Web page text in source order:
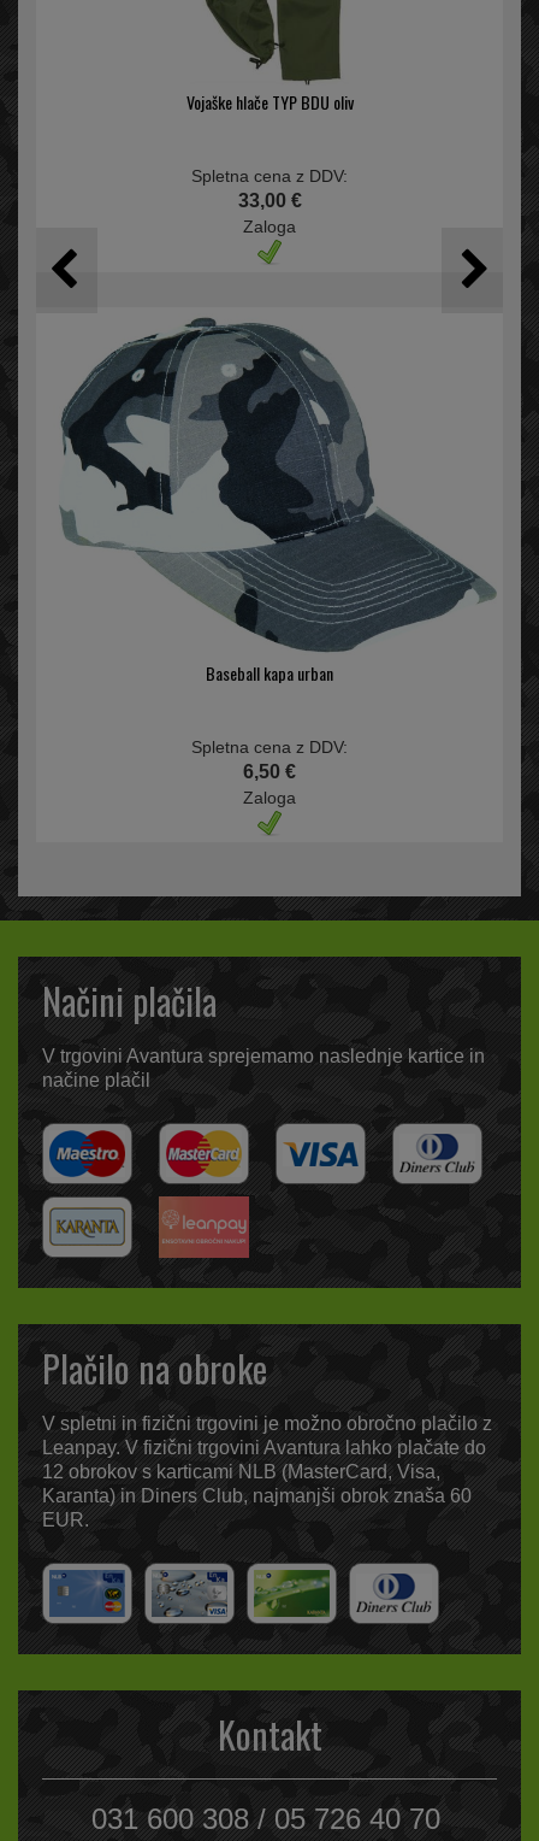
Vojaške hlače TYP BDU oliv
Spletna cena z DDV:
33,00 €
Zaloga
Baseball kapa urban
Spletna cena z DDV:
6,50 €
Zaloga
Načini plačila
V trgovini Avantura sprejemamo naslednje kartice in
načine plačil
Plačilo na obroke
V spletni in fizični trgovini je možno obročno plačilo z
Leanpay. V fizični trgovini Avantura lahko plačate do
12 obrokov s karticami NLB (MasterCard, Visa,
Karanta) in Diners Club, najmanjši obrok znaša 60
EUR.
Kontakt
031 600 308 / 05 726 40 70